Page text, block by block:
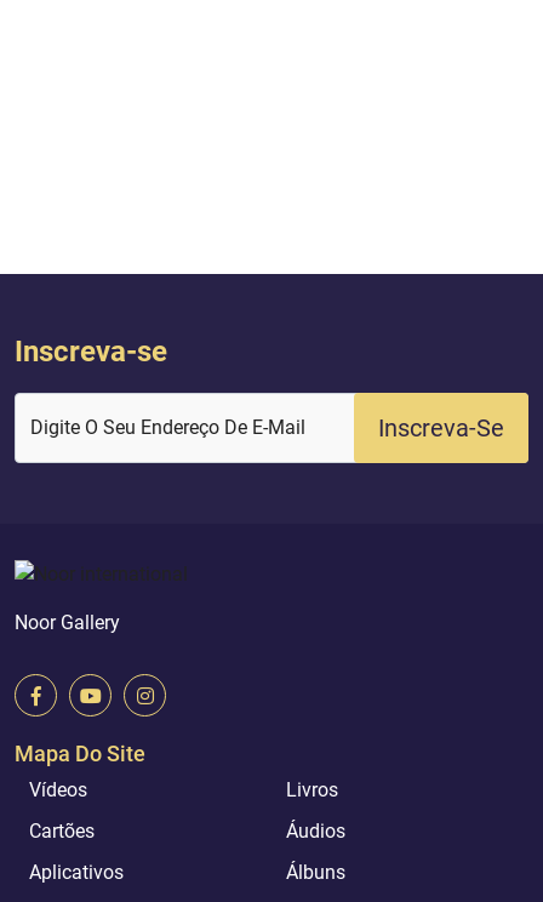
Inscreva-se
Digite O Seu Endereço De E-Mail Inscreva-Se
Noor Gallery
Mapa Do Site
Vídeos
Livros
Cartões
Áudios
Aplicativos
Álbuns